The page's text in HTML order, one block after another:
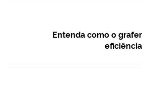
Entenda como o